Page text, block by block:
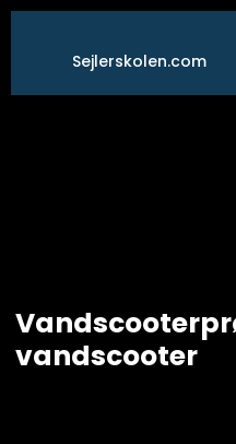
Gå
indholdetSejlerskolen.com
vandscooter